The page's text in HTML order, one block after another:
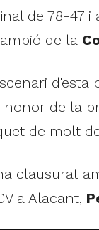
de 78-47 i
de la
d'esta
honor de la
de molt
clausurat
a Alacant,